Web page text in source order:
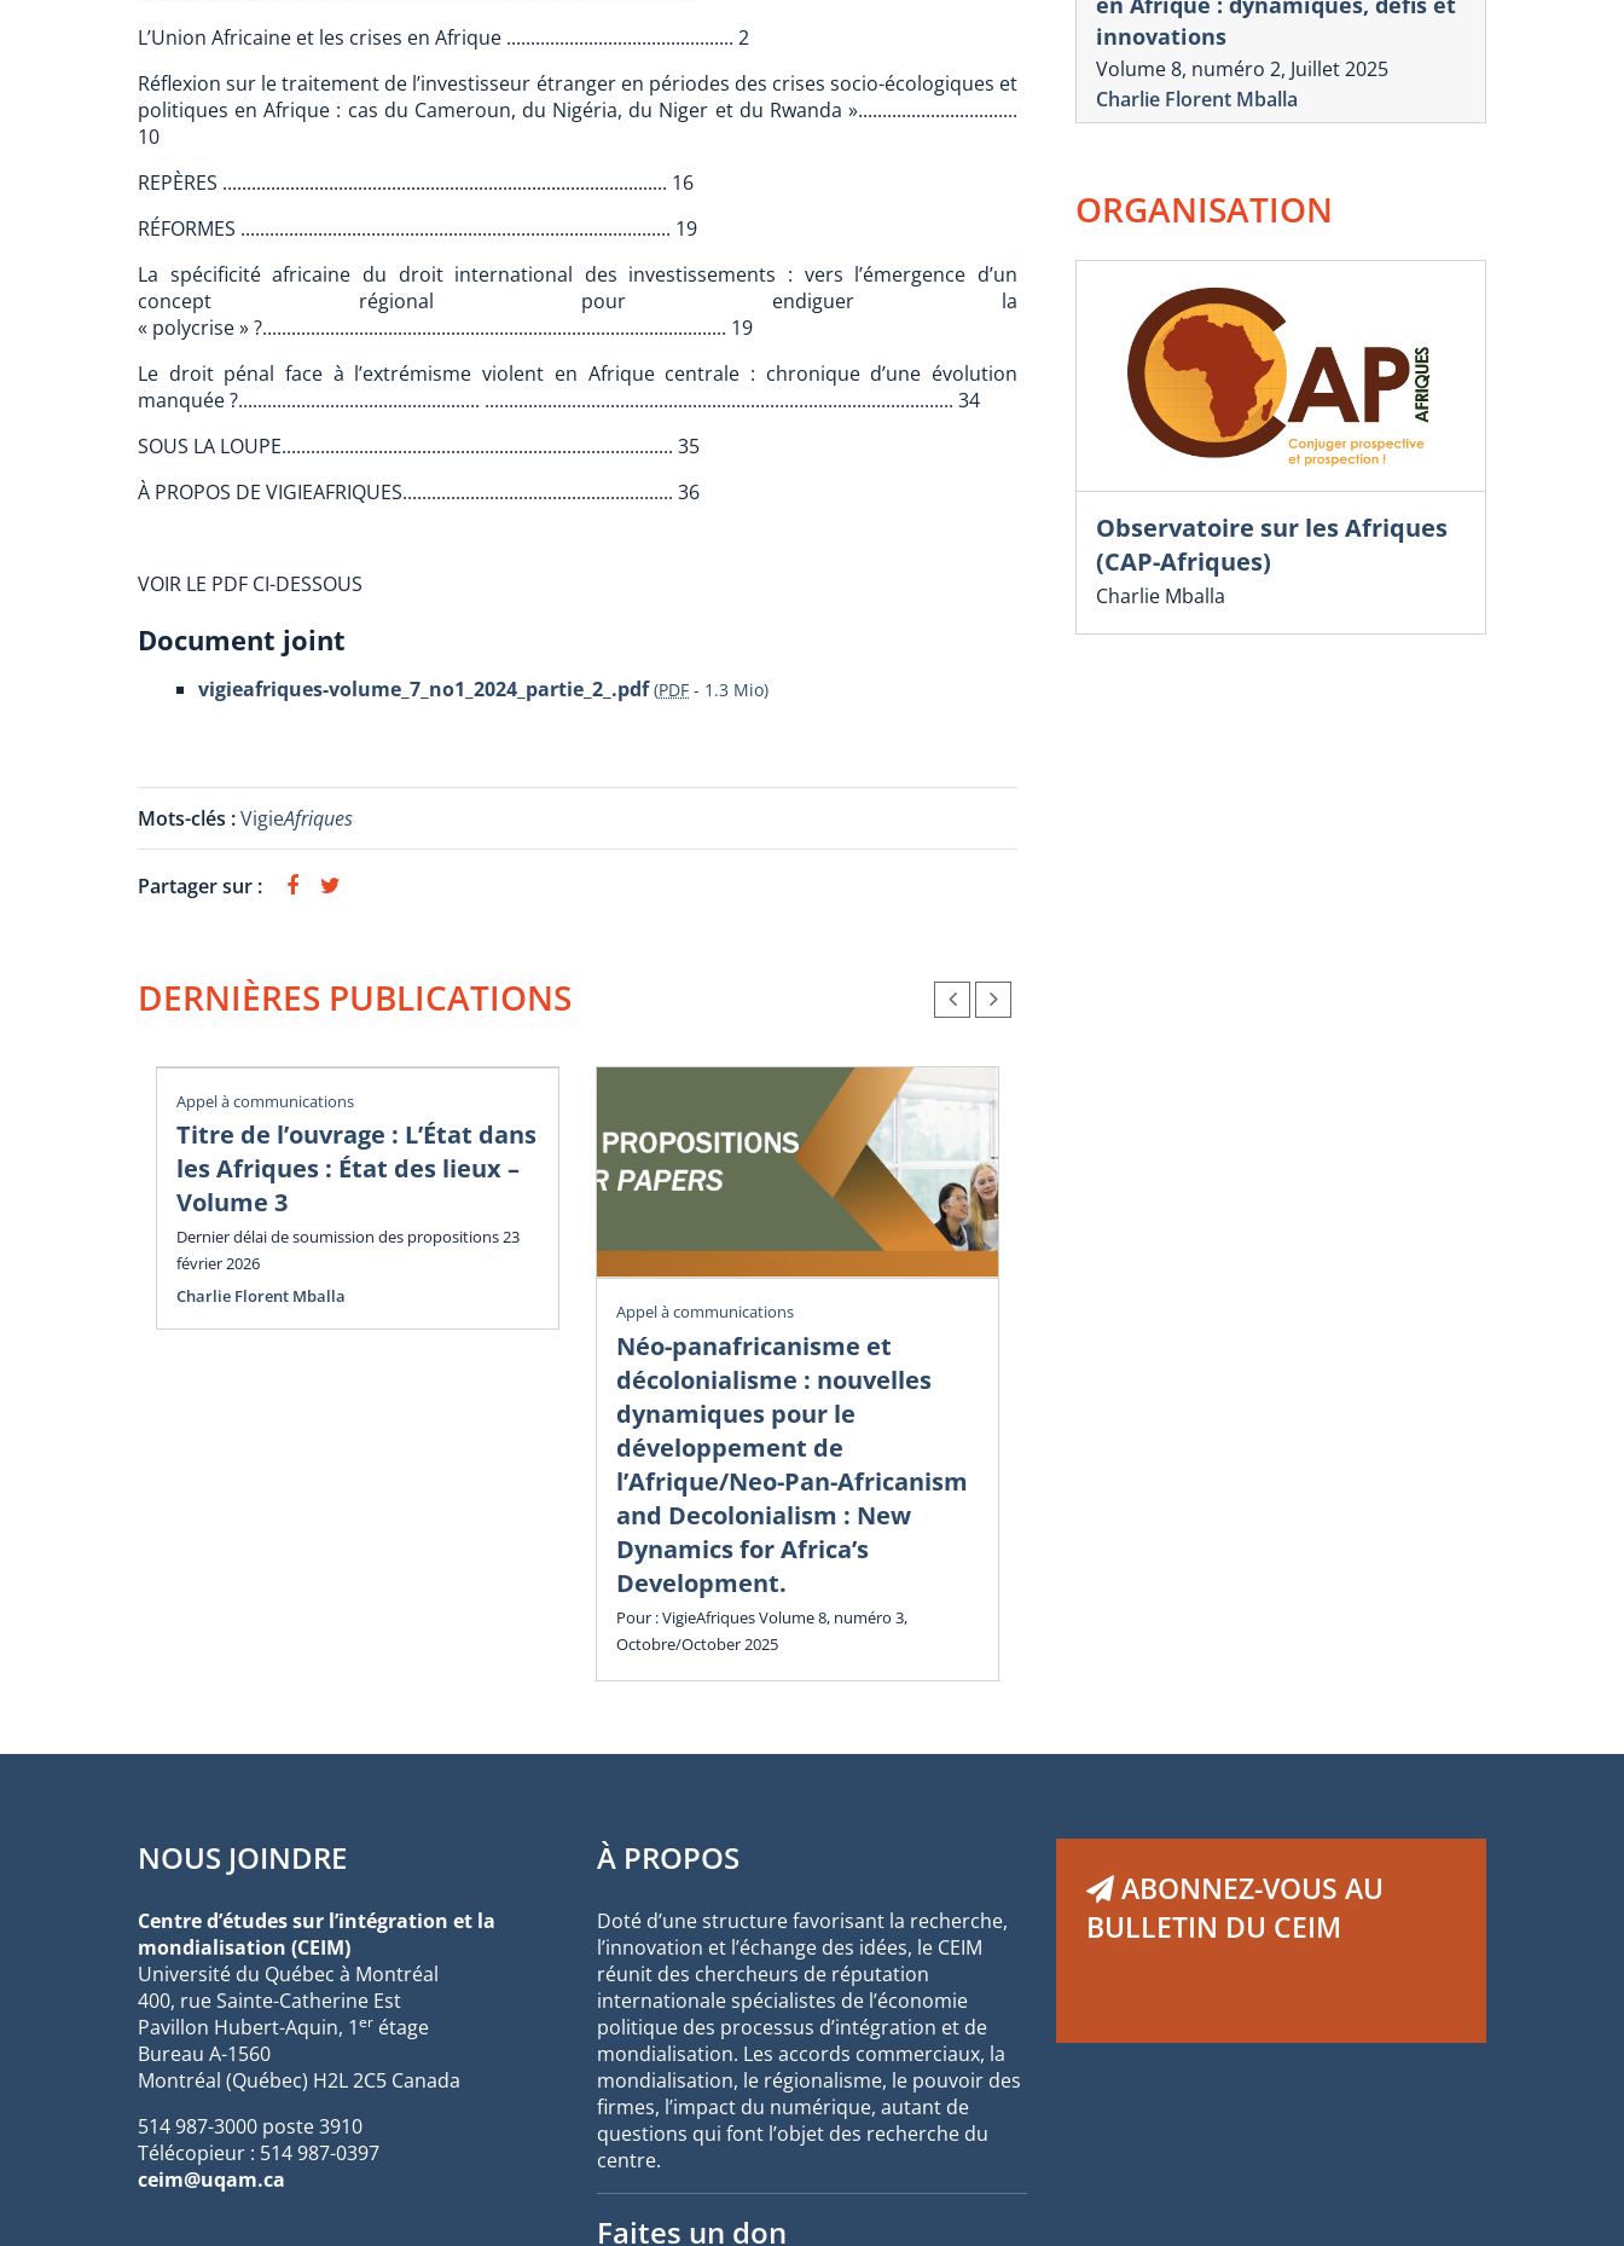
L’Union Africaine et les crises en Afrique ............................................... 2
Réflexion sur le traitement de l’investisseur étranger en périodes des crises socio-écologiques et
politiques en Afrique : cas du Cameroun, du Nigéria, du Niger et du Rwanda ».................................
10
REPÈRES ............................................................................................ 16
RÉFORMES ......................................................................................... 19
La spécificité africaine du droit international des investissements : vers l’émergence d’un
concept régional pour endiguer la
« polycrise » ?................................................................................................ 19
Le droit pénal face à l’extrémisme violent en Afrique centrale : chronique d’une évolution
manquée ?.................................................. ................................................................................................. 34
SOUS LA LOUPE................................................................................. 35
À PROPOS DE VIGIEAFRIQUES........................................................ 36
VOIR LE PDF CI-DESSOUS
Document joint
vigieafriques-volume_7_no1_2024_partie_2_.pdf (PDF - 1.3 Mio)
Mots-clés :VigieAfriques
Partager sur :
DERNIÈRES PUBLICATIONS
Appel à communications
Titre de l’ouvrage : L’État dans
les Afriques : État des lieux –
Volume 3
Dernier délai de soumission des propositions 23
février 2026
Charlie Florent Mballa
Appel à communications
Néo-panafricanisme et
décolonialisme : nouvelles
dynamiques pour le
développement de
l’Afrique/Neo-Pan-Africanism
and Decolonialism : New
Dynamics for Africa’s
Development.
Pour : VigieAfriques Volume 8, numéro 3,
Octobre/October 2025
innovations
Volume 8, numéro 2, Juillet 2025
Charlie Florent Mballa
ORGANISATION
Observatoire sur les Afriques
(CAP-Afriques)
Charlie Mballa
NOUS JOINDRE
Centre d’études sur l’intégration et la
mondialisation (CEIM)
Université du Québec à Montréal
400, rue Sainte-Catherine Est
Pavillon Hubert-Aquin, 1er étage
Bureau A-1560
Montréal (Québec) H2L 2C5 Canada
514 987-3000 poste 3910
Télécopieur : 514 987-0397
ceim@uqam.ca
À PROPOS
Doté d’une structure favorisant la recherche,
l’innovation et l’échange des idées, le CEIM
réunit des chercheurs de réputation
internationale spécialistes de l’économie
politique des processus d’intégration et de
mondialisation. Les accords commerciaux, la
mondialisation, le régionalisme, le pouvoir des
firmes, l’impact du numérique, autant de
questions qui font l’objet des recherche du
centre.
Faites un don
ABONNEZ-VOUS AU
BULLETIN DU CEIM